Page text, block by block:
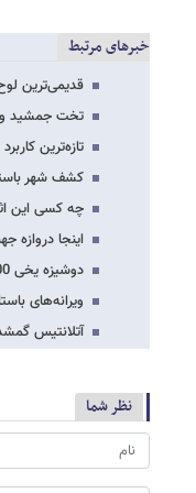
خبرهای مرتبط
قدیمی‌ترین
تخت جمشید
تازه‌ترین
کشف شهر باستانی 5000
چه کسی این اثر باستانی 60,000,000
اینجا دروازه
دوشیزه یخی 183,000 روزه
ویرانه‌های
آتلانتیس
نظر شما